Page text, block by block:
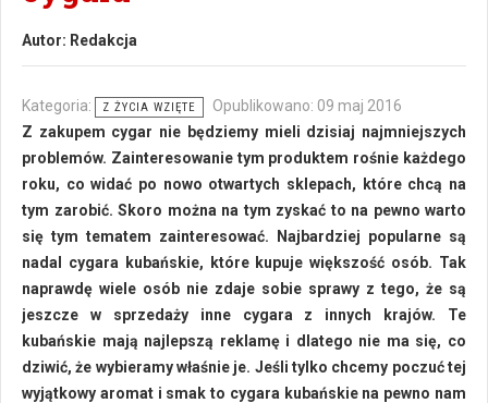
Autor: Redakcja
Kategoria: Z ŻYCIA WZIĘTE
Opublikowano: 09 maj 2016
Z zakupem cygar nie będziemy mieli dzisiaj najmniejszych
problemów. Zainteresowanie tym produktem rośnie każdego
roku, co widać po nowo otwartych sklepach, które chcą na
tym zarobić. Skoro można na tym zyskać to na pewno warto
się tym tematem zainteresować. Najbardziej popularne są
nadal cygara kubańskie, które kupuje większość osób. Tak
naprawdę wiele osób nie zdaje sobie sprawy z tego, że są
jeszcze w sprzedaży inne cygara z innych krajów. Te
kubańskie mają najlepszą reklamę i dlatego nie ma się, co
dziwić, że wybieramy właśnie je. Jeśli tylko chcemy poczuć tej
wyjątkowy aromat i smak to cygara kubańskie na pewno nam